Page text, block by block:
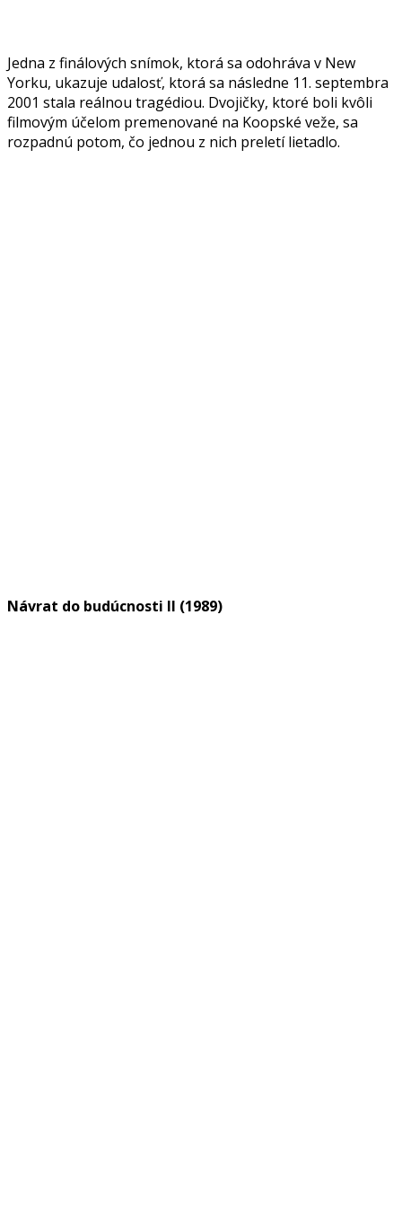
Jedna z finálových snímok, ktorá sa odohráva v New
Yorku, ukazuje udalosť, ktorá sa následne 11. septembra
2001 stala reálnou tragédiou. Dvojičky, ktoré boli kvôli
filmovým účelom premenované na Koopské veže, sa
rozpadnú potom, čo jednou z nich preletí lietadlo.
Návrat do budúcnosti II (1989)